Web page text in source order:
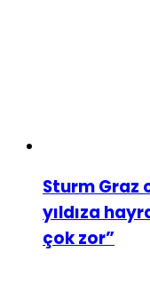
Sturm Graz
yıldıza
çok zor”